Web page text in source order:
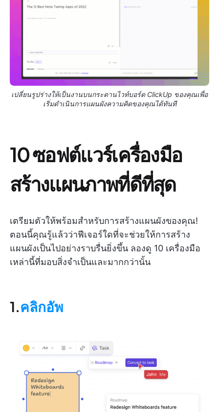
เปลี่ยนรูปร่างให้เป็นงานบนกระดานไวท์บอร์ด ClickUp ของคุณเพื่อ
เริ่มดำเนินการแผนผังความคิดของคุณได้ทันที
10 ซอฟต์แวร์เครื่องมือ
สร้างแผนภาพที่ดีที่สุด
เตรียมตัวให้พร้อมสำหรับการสร้างแผนผังของคุณ!
ตอนนี้คุณรู้แล้วว่าฟีเจอร์ใดที่จะช่วยให้การสร้าง
แผนผังเป็นไปอย่างราบรื่นยิ่งขึ้น ลองดู 10 เครื่องมือ
เหล่านี้ที่มอบสิ่งจำเป็นและมากกว่านั้น
1.คลิกอัพ